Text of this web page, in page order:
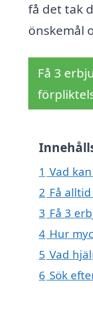
få det tak
önskemål
Få 3
1 Vad
2 Få
3 Få 3
4 Hur
5 Vad
6 Sök